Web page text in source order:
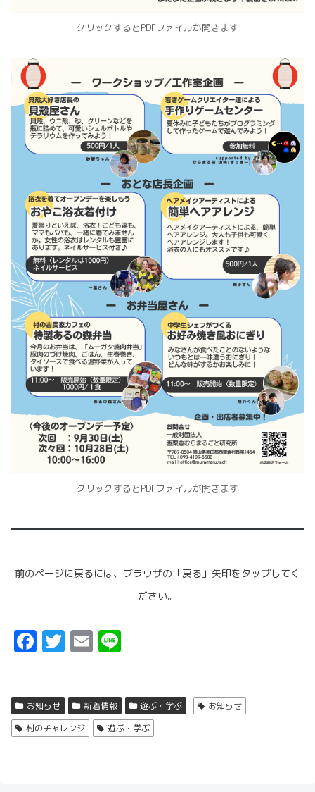
クリックするとPDFファイルが開きます
クリックするとPDFファイルが開きます
前のページに戻るには、ブラウザの「戻る」矢印をタップしてく
ださい。
F
b
o
T
t
er
E
l
お知らせ 新着情報 遊ぶ・学ぶ
お知らせ
村のチャレンジ
遊ぶ・学ぶ